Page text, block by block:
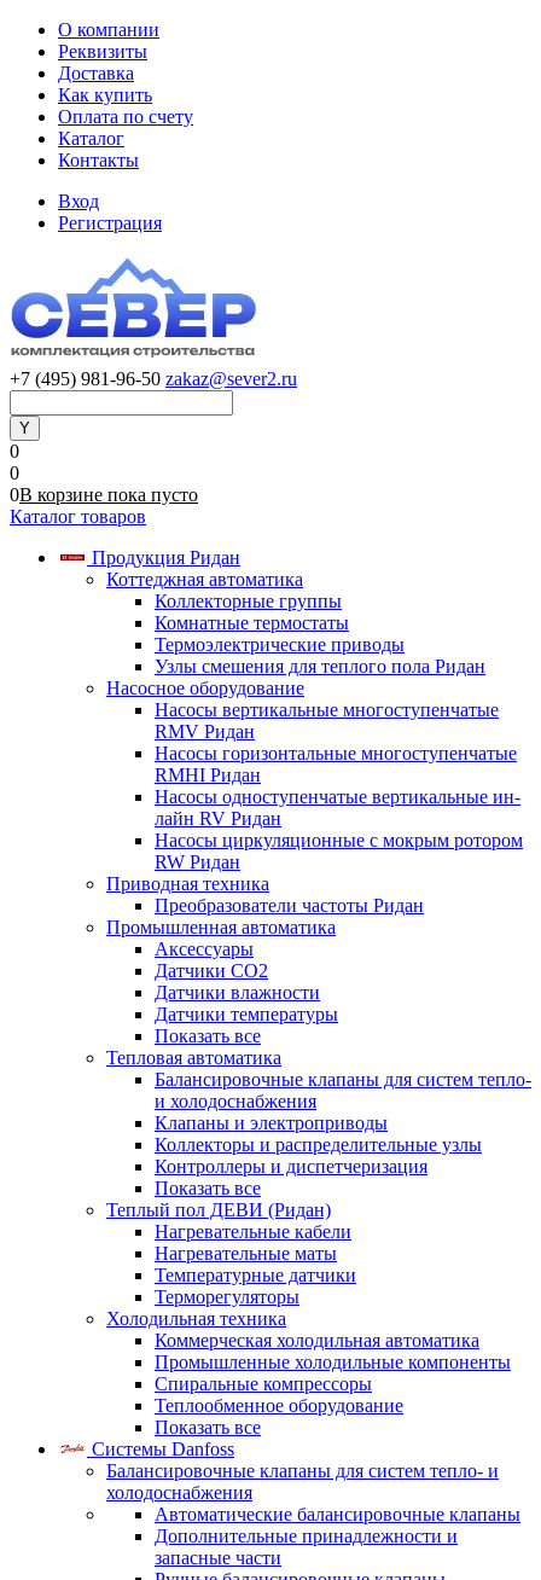
О компании
Реквизиты
Доставка
Как купить
Оплата по счету
Каталог
Контакты
Вход
Регистрация
+7 (495) 981-96-50 zakaz@sever2.ru
0
0
0В корзине пока пусто
Каталог товаров
Продукция Ридан
Коттеджная автоматика
Коллекторные группы
Комнатные термостаты
Термоэлектрические приводы
Узлы смешения для теплого пола Ридан
Насосное оборудование
Насосы вертикальные многоступенчатые
RMV Ридан
Насосы горизонтальные многоступенчатые
RMHI Ридан
Насосы одноступенчатые вертикальные ин-
лайн RV Ридан
Насосы циркуляционные с мокрым ротором
RW Ридан
Приводная техника
Преобразователи частоты Ридан
Промышленная автоматика
Аксессуары
Датчики CO2
Датчики влажности
Датчики температуры
Показать все
Тепловая автоматика
Балансировочные клапаны для систем тепло-
и холодоснабжения
Клапаны и электроприводы
Коллекторы и распределительные узлы
Контроллеры и диспетчеризация
Показать все
Теплый пол ДЕВИ (Ридан)
Нагревательные кабели
Нагревательные маты
Температурные датчики
Терморегуляторы
Холодильная техника
Коммерческая холодильная автоматика
Промышленные холодильные компоненты
Спиральные компрессоры
Теплообменное оборудование
Показать все
Системы Danfoss
Балансировочные клапаны для систем тепло- и
холодоснабжения
Автоматические балансировочные клапаны
Дополнительные принадлежности и
запасные части